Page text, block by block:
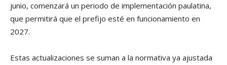
junio, comenzará un periodo de implementación paulatina,
que permitirá que el prefijo esté en funcionamiento en
2027.
Estas actualizaciones se suman a la normativa ya ajustada